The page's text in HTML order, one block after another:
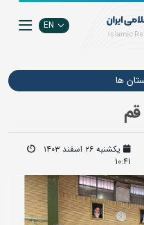
EN
ها
یکشنبه ۲۶ اسفند ۱۴۰۳
10:41